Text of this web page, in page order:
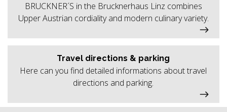
BRUCKNER´S in the Brucknerhaus Linz combines
Upper Austrian cordiality and modern culinary variety.
Travel directions & parking
Here can you find detailed informations about travel
directions and parking.